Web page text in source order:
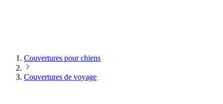
Manufakturqualität
MADE IN GERMANY
Couvertures pour chiens
Couvertures de voyage